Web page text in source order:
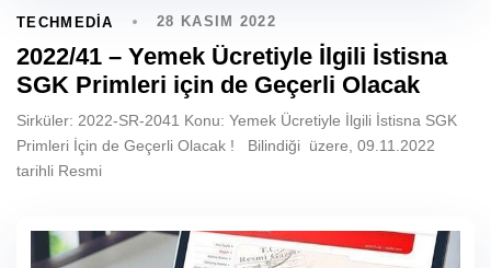
TECHMEDIA 28 KASIM 2022
2022/41 – Yemek Ücretiyle İlgili İstisna
SGK Primleri için de Geçerli Olacak
Sirküler: 2022-SR-2041 Konu: Yemek Ücretiyle İlgili İstisna SGK
Primleri İçin de Geçerli Olacak ! Bilindiği üzere, 09.11.2022
tarihli Resmi